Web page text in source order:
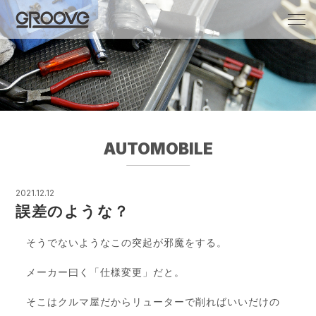
Groove 自転車 カフェ 輸入車・国産車のチ
ューニング/販売
AUTOMOBILE
2021.12.12
誤差のような？
そうでないようなこの突起が邪魔をする。
メーカー曰く「仕様変更」だと。
そこはクルマ屋だからリューターで削ればいいだけの